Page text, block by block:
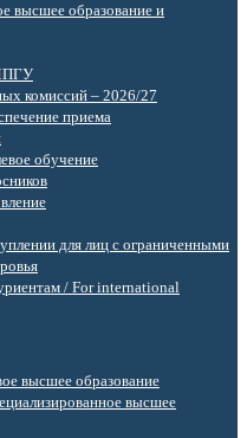
высшее образование и
комиссий – 2026/27
приема
обучение
для лиц с ограниченными
/ For international
высшее образование
высшее